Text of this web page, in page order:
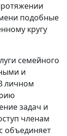
подобные
кругу
семейного
и
личном
задач и
членам
объединяет